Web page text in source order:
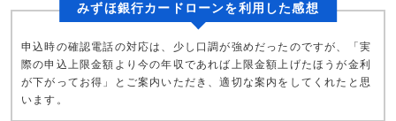
みずほ銀行カードローンを利用した感想
申込時の確認電話の対応は、少し口調が強めだったのですが、「実
際の申込上限金額より今の年収であれば上限金額上げたほうが金利
が下がってお得」とご案内いただき、適切な案内をしてくれたと思
います。